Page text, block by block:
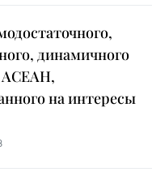
динамичного
АСЕАН,
на интересы